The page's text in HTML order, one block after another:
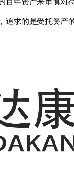
百年资产来审慎对
追求的是受托资产